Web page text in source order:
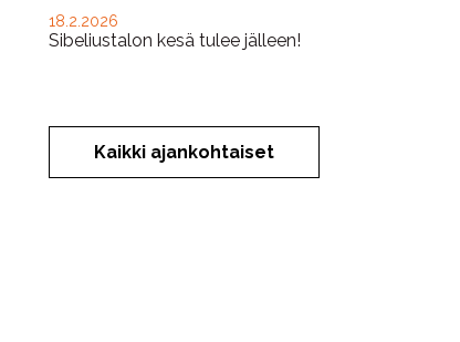
18.2.2026
Sibeliustalon kesä tulee jälleen!
Kaikki ajankohtaiset